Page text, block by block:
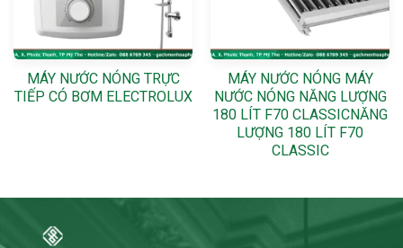
MÁY NƯỚC NÓNG TRỰC
TIẾP CÓ BƠM ELECTROLUX
MÁY NƯỚC NÓNG MÁY
NƯỚC NÓNG NĂNG LƯỢNG
180 LÍT F70 CLASSICNĂNG
LƯỢNG 180 LÍT F70
CLASSIC